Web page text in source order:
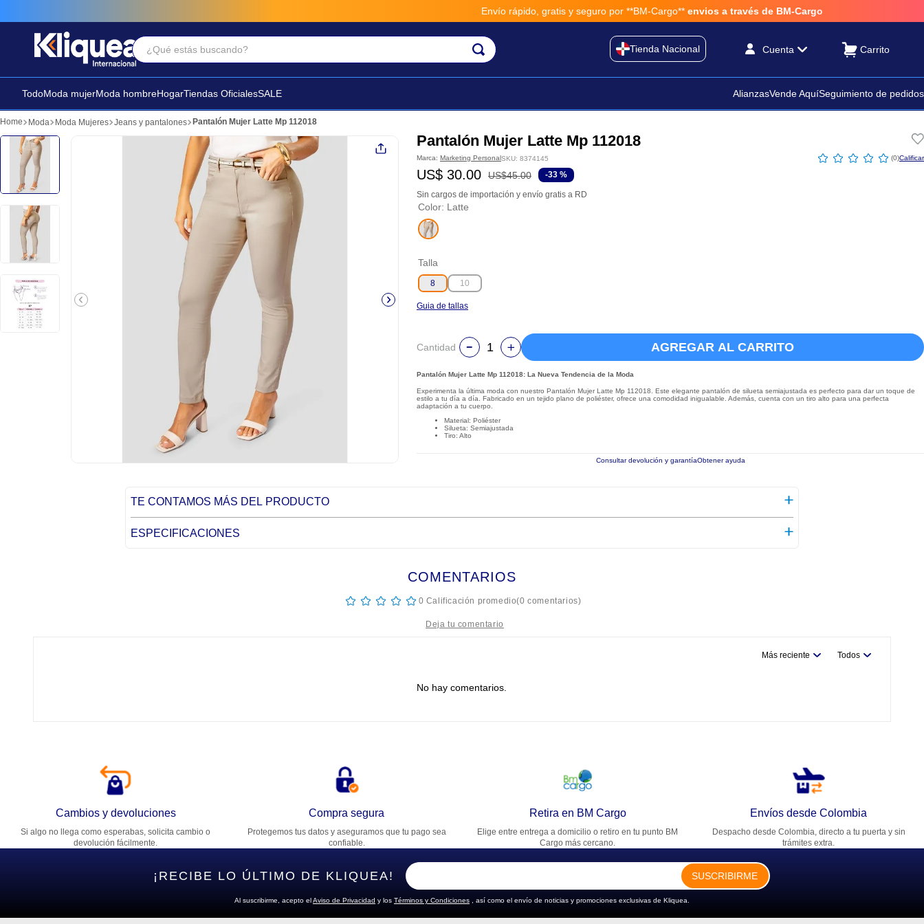
Envío rápido, gratis y seguro por **BM-Cargo** envios a través de BM-Cargo
¿Qué estás buscando?
Tienda Nacional Cuenta
TodoModa mujerModa hombreHogarTiendas OficialesSALE AlianzasVende AquíSeguimiento de pedidos
Moda Moda Mujeres Jeans y pantalones Pantalón Mujer Latte Mp 112018
Pantalón Mujer Latte Mp 112018
Marca: Marketing PersonalSKU: 8374145 ☆ ☆ ☆ ☆ ☆ (0)
US$ 30.00 US$45.00 -33 %
Sin cargos de importación y envío gratis a RD
Color: Latte
Talla
8 10
Guia de tallas
Cantidad AGREGAR AL CARRITO
Pantalón Mujer Latte Mp 112018: La Nueva Tendencia de la Moda
Experimenta la última moda con nuestro Pantalón Mujer Latte Mp 112018. Este elegante pantalón de silueta semiajustada es perfecto para dar un toque de
estilo a tu día a día. Fabricado en un tejido plano de poliéster, ofrece una comodidad inigualable. Además, cuenta con un tiro alto para una perfecta
adaptación a tu cuerpo.
Material: Poliéster
Silueta: Semiajustada
Tiro: Alto
Consultar devolución y garantíaObtener ayuda
TE CONTAMOS MÁS DEL PRODUCTO
ESPECIFICACIONES
COMENTARIOS
☆ ☆ ☆ ☆ ☆ 0 Calificación promedio(0 comentarios)
Dirección de email
Escribe un comentario
Más reciente Todos
No hay comentarios.
Cambios y devoluciones
Si algo no llega como esperabas, solicita cambio o
devolución fácilmente.
Compra segura
Protegemos tus datos y aseguramos que tu pago sea
confiable.
Retira en BM Cargo
Elige entre entrega a domicilio o retiro en tu punto BM
Cargo más cercano.
Envíos desde Colombia
Despacho desde Colombia, directo a tu puerta y sin
trámites extra.
¡RECIBE LO ÚLTIMO DE KLIQUEA! SUSCRIBIRME
Al suscribirme, acepto elAviso de Privacidad y los Términos y Condiciones , así como el envío de noticias y promociones exclusivas de Kliquea.
Términos Más Buscados
2. sandalia